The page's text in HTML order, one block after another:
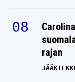
rajan